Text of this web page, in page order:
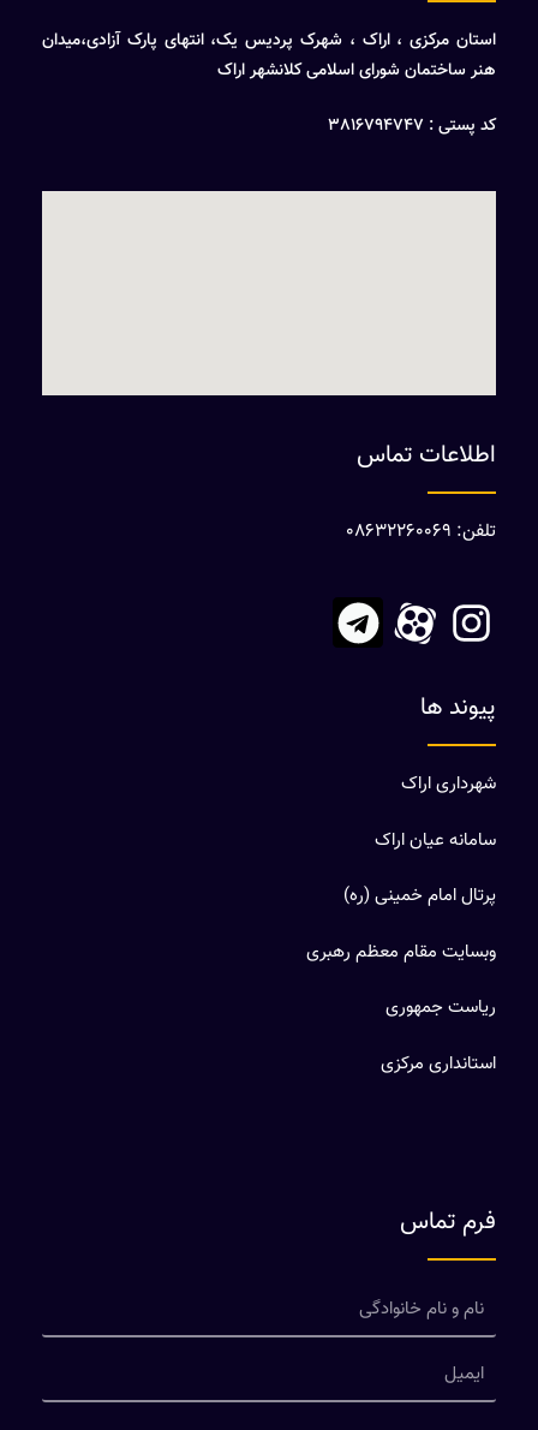
استان مرکزی ، اراک ، شهرک پردیس یک، انتهای پارک آزادی،میدان
هنر ساختمان شورای اسلامی کلانشهر اراک
کد پستی : 3816794747
اطلاعات تماس
تلفن: 08632260069
پیوند ها
شهرداری اراک
سامانه عیان اراک
پرتال امام خمینی (ره)
وبسایت مقام معظم رهبری
ریاست جمهوری
استانداری مرکزی
فرم تماس